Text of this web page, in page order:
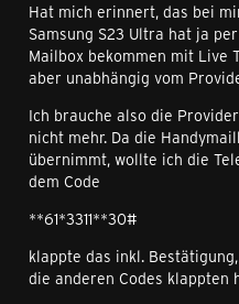
Hat mich erinnert, das bei
Samsung S23 Ultra hat ja
Mailbox bekommen mit Live
aber unabhängig vom
Ich brauche also die
nicht mehr. Da die
übernimmt, wollte ich die
dem Code
**61*3311**30#
klappte das inkl.
die anderen Codes klappten